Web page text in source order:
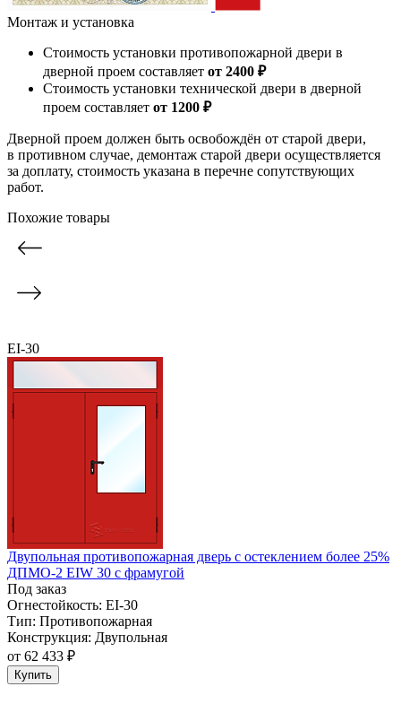
Монтаж и установка
Стоимость установки противопожарной двери в
дверной проем составляет от 2400 ₽
Стоимость установки технической двери в дверной
проем составляет от 1200 ₽
Дверной проем должен быть освобождён от старой двери,
в противном случае, демонтаж старой двери осуществляется
за доплату, стоимость указана в перечне сопутствующих
работ.
Похожие товары
EI-30
Двупольная противопожарная дверь с остеклением более 25%
ДПМО-2 EIW 30 с фрамугой
Под заказ
Огнестойкость: EI-30
Тип: Противопожарная
Конструкция: Двупольная
от 62 433 ₽
Купить